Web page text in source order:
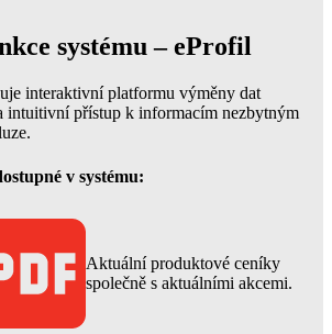
systému – eProfil
interaktivní platformu výměny dat
intuitivní přístup k informacím nezbytným
v systému:
Aktuální produktové ceníky
společně s aktuálními akcemi.